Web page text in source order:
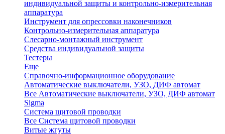
индивидуальной защиты и контрольно-измерительная
аппаратура
Инструмент для опрессовки наконечников
Контрольно-измерительная аппаратура
Слесарно-монтажный инструмент
Средства индивидуальной защиты
Тестеры
Еще
Справочно-информационное оборудование
Автоматические выключатели, УЗО, ДИФ автомат
Все Автоматические выключатели, УЗО, ДИФ автомат
Sigma
Система щитовой проводки
Все Система щитовой проводки
Витые жгуты